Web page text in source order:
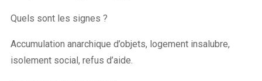
Quels sont les signes ?
Accumulation anarchique d’objets, logement insalubre,
isolement social, refus d’aide.